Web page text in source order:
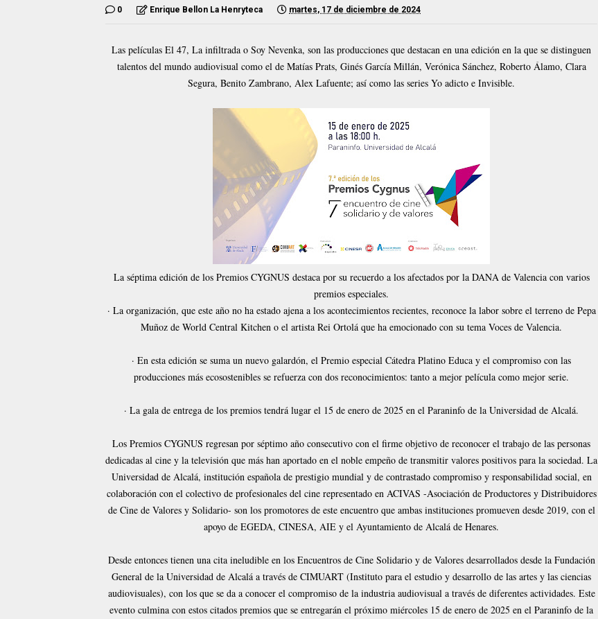
0 Enrique Bellon La Henryteca martes, 17 de diciembre de 2024
Las películas El 47, La infiltrada o Soy Nevenka, son las producciones que destacan en una edición en la que se distinguen
talentos del mundo audiovisual como el de Matías Prats, Ginés García Millán, Verónica Sánchez, Roberto Álamo, Clara
Segura, Benito Zambrano, Alex Lafuente; así como las series Yo adicto e Invisible.
La séptima edición de los Premios CYGNUS destaca por su recuerdo a los afectados por la DANA de Valencia con varios
premios especiales.
· La organización, que este año no ha estado ajena a los acontecimientos recientes, reconoce la labor sobre el terreno de Pepa
Muñoz de World Central Kitchen o el artista Rei Ortolá que ha emocionado con su tema Voces de Valencia.
· En esta edición se suma un nuevo galardón, el Premio especial Cátedra Platino Educa y el compromiso con las
producciones más ecosostenibles se refuerza con dos reconocimientos: tanto a mejor película como mejor serie.
· La gala de entrega de los premios tendrá lugar el 15 de enero de 2025 en el Paraninfo de la Universidad de Alcalá.
Los Premios CYGNUS regresan por séptimo año consecutivo con el firme objetivo de reconocer el trabajo de las personas
dedicadas al cine y la televisión que más han aportado en el noble empeño de transmitir valores positivos para la sociedad. La
Universidad de Alcalá, institución española de prestigio mundial y de contrastado compromiso y responsabilidad social, en
colaboración con el colectivo de profesionales del cine representado en ACIVAS -Asociación de Productores y Distribuidores
de Cine de Valores y Solidario- son los promotores de este encuentro que ambas instituciones promueven desde 2019, con el
apoyo de EGEDA, CINESA, AIE y el Ayuntamiento de Alcalá de Henares.
Desde entonces tienen una cita ineludible en los Encuentros de Cine Solidario y de Valores desarrollados desde la Fundación
General de la Universidad de Alcalá a través de CIMUART (Instituto para el estudio y desarrollo de las artes y las ciencias
audiovisuales), con los que se da a conocer el compromiso de la industria audiovisual a través de diferentes actividades. Este
evento culmina con estos citados premios que se entregarán el próximo miércoles 15 de enero de 2025 en el Paraninfo de la